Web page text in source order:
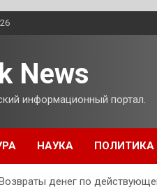
News
информационный портал.
НАУКА ПОЛИТИКА
денег по